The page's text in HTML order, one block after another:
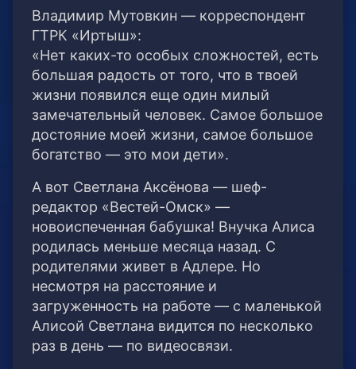
Владимир Мутовкин — корреспондент
ГТРК «Иртыш»:
«Нет каких-то особых сложностей, есть
большая радость от того, что в твоей
жизни появился еще один милый
замечательный человек. Самое большое
достояние моей жизни, самое большое
богатство — это мои дети».
А вот Светлана Аксёнова — шеф-
редактор «Вестей-Омск» —
новоиспеченная бабушка! Внучка Алиса
родилась меньше месяца назад. С
родителями живет в Адлере. Но
несмотря на расстояние и
загруженность на работе — с маленькой
Алисой Светлана видится по несколько
раз в день — по видеосвязи.